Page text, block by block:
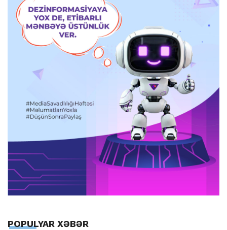
POPULYAR XƏBƏR